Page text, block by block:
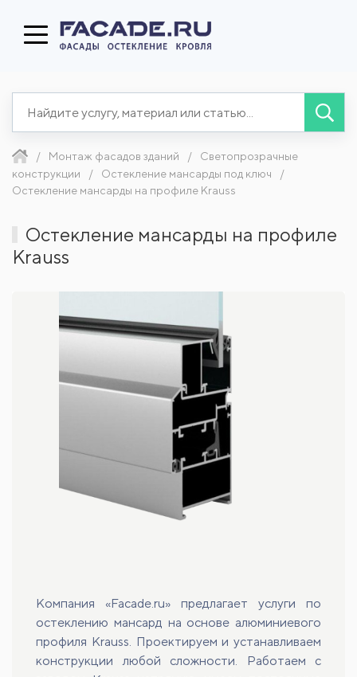
Монтаж фасадов зданий
Светопрозрачные
конструкции
Остекление мансарды под ключ
Остекление мансарды на профиле Krauss
Остекление мансарды на профиле
Krauss
Компания «Facade.ru» предлагает услуги по
остеклению мансард на основе алюминиевого
профиля Krauss. Проектируем и устанавливаем
конструкции любой сложности. Работаем с